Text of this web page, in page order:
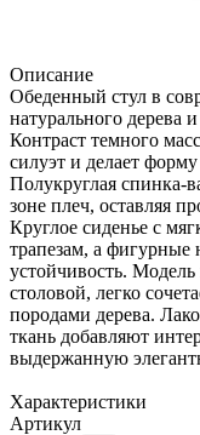
Описание
Обеденный стул в
натурального дерева
Контраст темного
силуэт и делает
Полукруглая спинка-
зоне плеч, оставляя
Круглое сиденье с
трапезам, а
устойчивость.
столовой, легко
породами дерева.
ткань добавляют
выдержанную
Характеристики
Артикул